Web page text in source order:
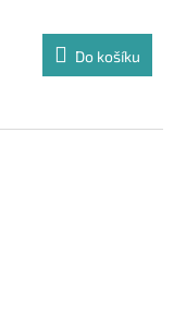
Do košíku